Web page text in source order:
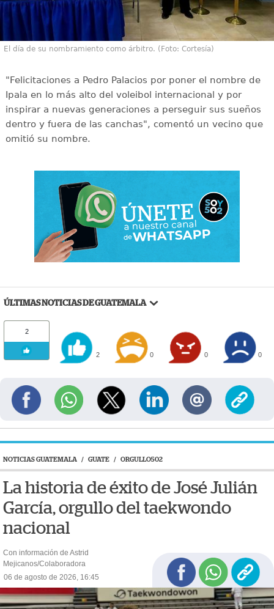
El día de su nombramiento como árbitro. (Foto: Cortesía)
"Felicitaciones a Pedro Palacios por poner el nombre de
Ipala en lo más alto del voleibol internacional y por
inspirar a nuevas generaciones a perseguir sus sueños
dentro y fuera de las canchas", comentó un vecino que
omitió su nombre.
ÚLTIMAS NOTICIAS DE GUATEMALA
2
2 0 0 0
NOTICIAS GUATEMALA / GUATE / ORGULLO502
La historia de éxito de José Julián
García, orgullo del taekwondo
nacional
Con información de Astrid
Mejicanos/Colaboradora
06 de agosto de 2026, 16:45